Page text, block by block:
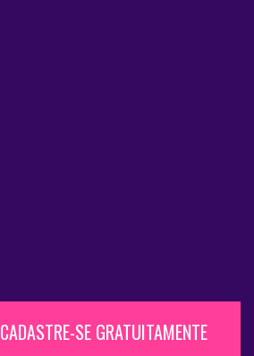
CADASTRE-SE GRATUITAMENTE